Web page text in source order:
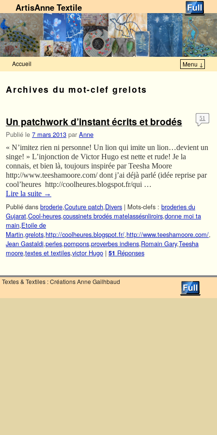
ArtisAnne Textile
Accueil Menu ↓
Archives du mot-clef grelots
Un patchwork d’instant écrits et brodés
Publié le 7 mars 2013 par Anne
51
« N’imitez rien ni personne! Un lion qui imite un lion…devient un
singe! » L’injonction de Victor Hugo est nette et rude! Je la
connais, et bien là, toujours inspirée par Teesha Moore
http://www.teeshamoore.com/ dont j’ai déjà parlé (idée reprise par
cool’heures http://coolheures.blogspot.fr/qui …
Lire la suite →
Publié dans broderie,Couture patch,Divers | Mots-clefs : broderies du
Gujarat,Cool-heures,coussinets brodés matelassésnliroirs,donne moi ta
main,Etoile de
Martin,grelots,http://coolheures.blogspot.fr/,http://www.teeshamoore.com/,
Jean Gastaldi,perles,pompons,proverbes indiens,Romain Gary,Teesha
moore,textes et textiles,victor Hugo | 51 Réponses
Textes & Textiles : Créations Anne Gailhbaud